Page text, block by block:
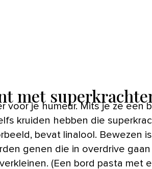
met
kruiden hebben die
bevat linalool. Bewezen
genen die in overdrive gaan
(Een bord pasta met